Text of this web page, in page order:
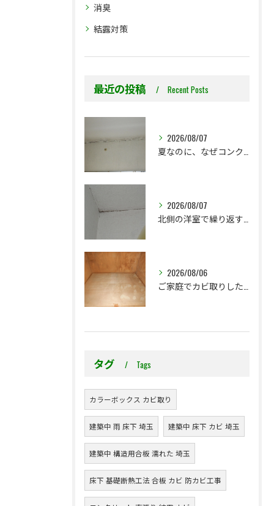
消臭
結露対策
最近の投稿 Recent Posts
2026/08/07
2026/08/07
2026/08/06
タグ Tags
カラーボックス カビ取り
建築中 雨 床下 埼玉 建築中 床下 カビ 埼玉
建築中 構造用合板 濡れた 埼玉
床下 基礎断熱工法 合板 カビ 防カビ工事